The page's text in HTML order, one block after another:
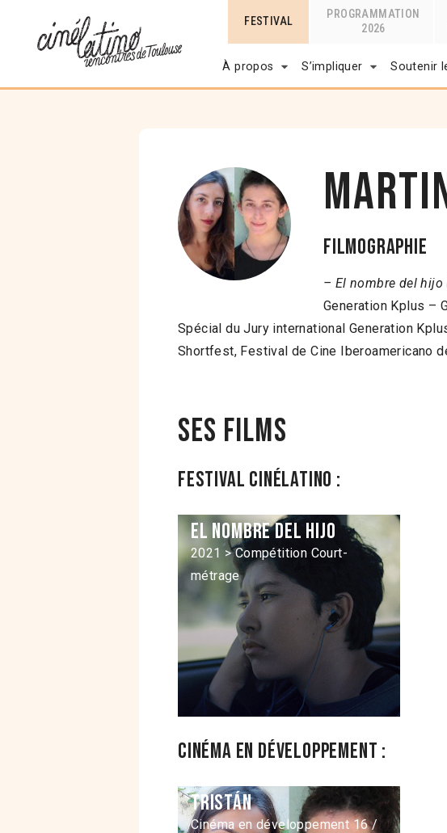
FESTIVAL
PROGRAMMATION
2026
À propos S’impliquer Soutenir
Filmographie
– El nombre del hijo
Generation Kplus –
Spécial du Jury international Generation
Shortfest, Festival de Cine Iberoamericano
Ses films
Festival Cinélatino :
El Nombre del hijo
2021 > Compétition Court-
métrage
Cinéma en développement :
Tristán
Cinéma en développement 16 /